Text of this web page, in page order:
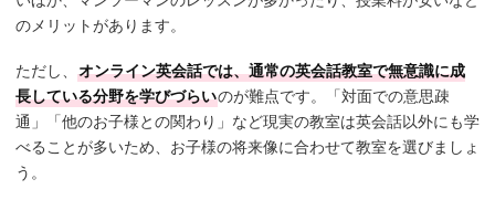
のメリットがあります。
ただし、 オンライン英会話では、通常の英会話教室で無意識に成
長している分野を学びづらいのが難点です。「対面での意思疎
通」「他のお子様との関わり」など現実の教室は英会話以外にも学
べることが多いため、お子様の将来像に合わせて教室を選びましょ
う。